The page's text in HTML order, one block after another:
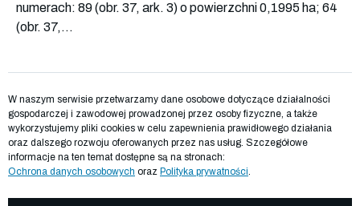
numerach: 89 (obr. 37, ark. 3) o powierzchni 0,1995 ha; 64
(obr. 37,...
W naszym serwisie przetwarzamy dane osobowe dotyczące działalności
gospodarczej i zawodowej prowadzonej przez osoby fizyczne, a także
wykorzystujemy pliki cookies w celu zapewnienia prawidłowego działania
oraz dalszego rozwoju oferowanych przez nas usług. Szczegółowe
informacje na ten temat dostępne są na stronach:
Ochrona danych osobowych oraz Polityka prywatności.